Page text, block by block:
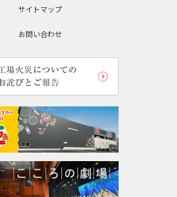
サイトマップ
お問い合わせ